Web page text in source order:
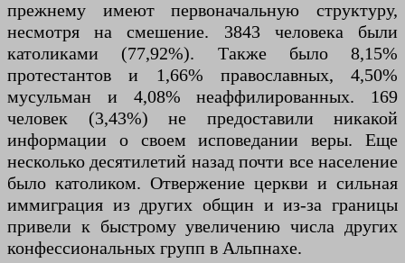
прежнему имеют первоначальную структуру,
несмотря на смешение. 3843 человека были
католиками (77,92%). Также было 8,15%
протестантов и 1,66% православных, 4,50%
мусульман и 4,08% неаффилированных. 169
человек (3,43%) не предоставили никакой
информации о своем исповедании веры. Еще
несколько десятилетий назад почти все население
было католиком. Отвержение церкви и сильная
иммиграция из других общин и из-за границы
привели к быстрому увеличению числа других
конфессиональных групп в Альпнахе.